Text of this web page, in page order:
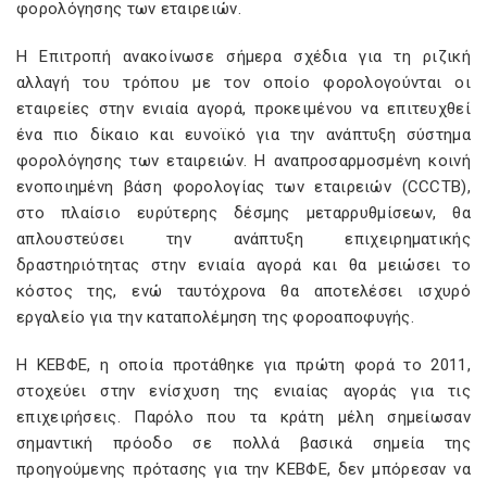
φορολόγησης των εταιρειών.
Η Επιτροπή ανακοίνωσε σήμερα σχέδια για τη ριζική
αλλαγή του τρόπου με τον οποίο φορολογούνται οι
εταιρείες στην ενιαία αγορά, προκειμένου να επιτευχθεί
ένα πιο δίκαιο και ευνοϊκό για την ανάπτυξη σύστημα
φορολόγησης των εταιρειών. Η αναπροσαρμοσμένη κοινή
ενοποιημένη βάση φορολογίας των εταιρειών (CCCTB),
στο πλαίσιο ευρύτερης δέσμης μεταρρυθμίσεων, θα
απλουστεύσει την ανάπτυξη επιχειρηματικής
δραστηριότητας στην ενιαία αγορά και θα μειώσει το
κόστος της, ενώ ταυτόχρονα θα αποτελέσει ισχυρό
εργαλείο για την καταπολέμηση της φοροαποφυγής.
Η ΚΕΒΦΕ, η οποία προτάθηκε για πρώτη φορά το 2011,
στοχεύει στην ενίσχυση της ενιαίας αγοράς για τις
επιχειρήσεις. Παρόλο που τα κράτη μέλη σημείωσαν
σημαντική πρόοδο σε πολλά βασικά σημεία της
προηγούμενης πρότασης για την ΚΕΒΦΕ, δεν μπόρεσαν να